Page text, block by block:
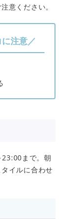
意ください。
注意／
まで。朝
イルに合わせ